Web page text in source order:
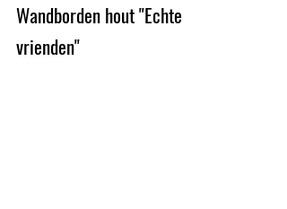
Wandborden hout ''Echte
vrienden''